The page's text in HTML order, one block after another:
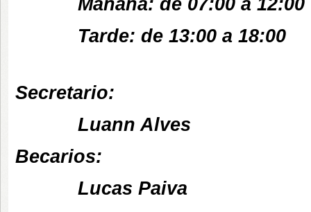
Mañana: de 07:00 a 12:00
Tarde: de 13:00 a 18:00
Secretario:
Luann Alves
Becarios:
Lucas Paiva